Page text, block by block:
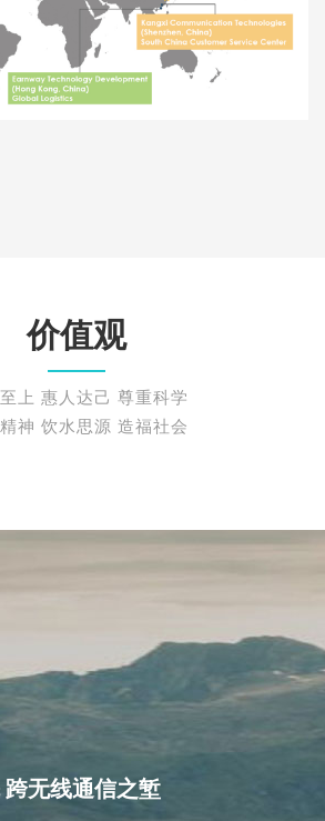
价值观
上 惠人达己 尊重科学
神 饮水思源 造福社会
无线通信之堑